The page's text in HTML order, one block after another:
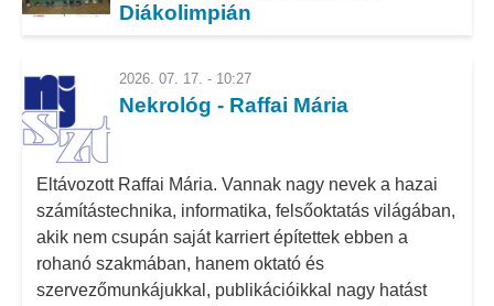
Diákolimpián
2026. 07. 17. - 10:27
Nekrológ - Raffai Mária
Eltávozott Raffai Mária. Vannak nagy nevek a hazai
számítástechnika, informatika, felsőoktatás világában,
akik nem csupán saját karriert építettek ebben a
rohanó szakmában, hanem oktató és
szervezőmunkájukkal, publikációikkal nagy hatást